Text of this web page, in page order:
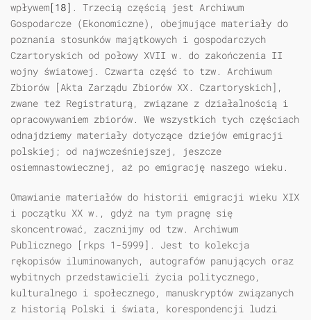
wpływem[18] . Trzecią częścią jest Archiwum
Gospodarcze (Ekonomiczne), obejmujące materiały do
poznania stosunków majątkowych i gospodarczych
Czartoryskich od połowy XVII w. do zakończenia II
wojny światowej. Czwarta część to tzw. Archiwum
Zbiorów [Akta Zarządu Zbiorów XX. Czartoryskich],
zwane też Registraturą, związane z działalnością i
opracowywaniem zbiorów. We wszystkich tych częściach
odnajdziemy materiały dotyczące dziejów emigracji
polskiej; od najwcześniejszej, jeszcze
osiemnastowiecznej, aż po emigrację naszego wieku.
Omawianie materiałów do historii emigracji wieku XIX
i początku XX w., gdyż na tym pragnę się
skoncentrować, zacznijmy od tzw. Archiwum
Publicznego [rkps 1-5999]. Jest to kolekcja
rękopisów iluminowanych, autografów panujących oraz
wybitnych przedstawicieli życia politycznego,
kulturalnego i społecznego, manuskryptów związanych
z historią Polski i świata, korespondencji ludzi